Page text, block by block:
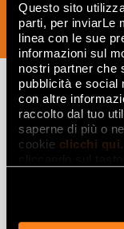
Questo sito
parti, per inviarLe
linea con le sue
informazioni sul
nostri partner che
pubblicità e social
con altre
raccolto dal tuo
saperne di più o
cookie clicchi qui
ПОДПИСАТЬСЯ